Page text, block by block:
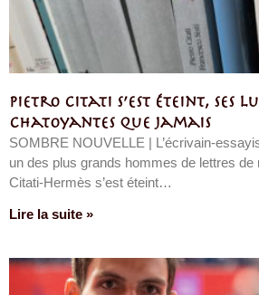
Pietro Citati s’est éteint, ses
chatoyantes que jamais
SOMBRE NOUVELLE | L’écrivain-
un des plus grands hommes de lettres
Citati-Hermès s’est éteint…
Lire la suite »